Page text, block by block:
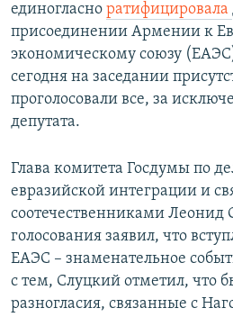
единогласно ратифицировала
присоединении Армении к
экономическому союзу
сегодня на заседании
проголосовали все, за
депутата.
Глава комитета Госдумы по
евразийской интеграции и
соотечественниками Леонид
голосования заявил, что
ЕАЭС – знаменательное
с тем, Слуцкий отметил, что
разногласия, связанные с